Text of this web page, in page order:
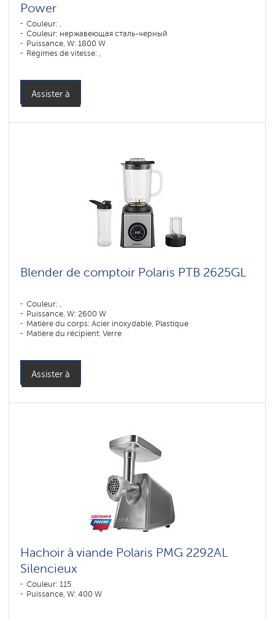
Power
Couleur: ,
Couleur: нержавеющая сталь-черный
Puissance, W: 1800 W
Régimes de vitesse: ,
Assister à
Blender de comptoir Polaris PTB 2625GL
Couleur: ,
Puissance, W: 2600 W
Matière du corps: Acier inoxydable, Plastique
Matière du récipient: Verre
Assister à
Hachoir à viande Polaris PMG 2292AL
Silencieux
Couleur: 115
Puissance, W: 400 W